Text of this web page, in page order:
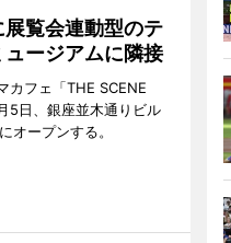
覧会連動型のテ
ージアムに隣接
カフェ「THE SCENE
5日、銀座並木通りビル
オープンする。